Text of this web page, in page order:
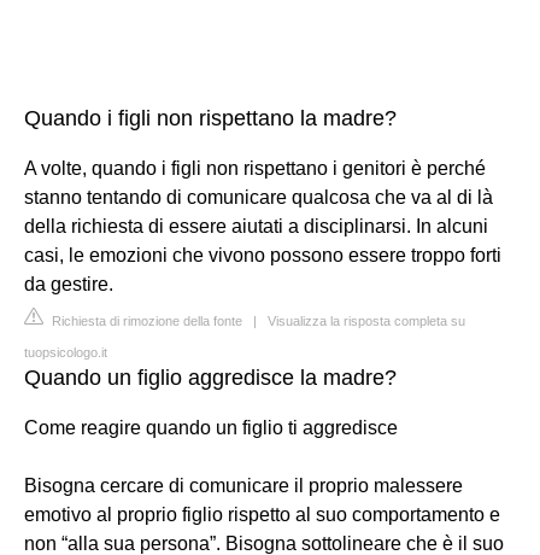
Quando i figli non rispettano la madre?
A volte, quando i figli non rispettano i genitori è perché
stanno tentando di comunicare qualcosa che va al di là
della richiesta di essere aiutati a disciplinarsi. In alcuni
casi, le emozioni che vivono possono essere troppo forti
da gestire.
Richiesta di rimozione della fonte | Visualizza la risposta completa su
tuopsicologo.it
Quando un figlio aggredisce la madre?
Come reagire quando un figlio ti aggredisce
Bisogna cercare di comunicare il proprio malessere
emotivo al proprio figlio rispetto al suo comportamento e
non “alla sua persona”. Bisogna sottolineare che è il suo